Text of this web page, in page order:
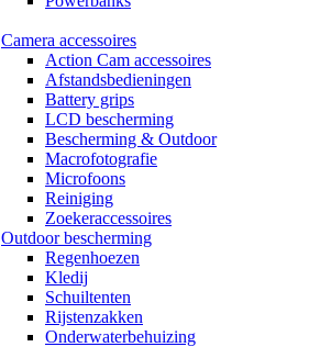
Camera accessoires
Action Cam accessoires
Afstandsbedieningen
Battery grips
LCD bescherming
Bescherming & Outdoor
Macrofotografie
Microfoons
Reiniging
Zoekeraccessoires
Outdoor bescherming
Regenhoezen
Kledij
Schuiltenten
Rijstenzakken
Onderwaterbehuizing